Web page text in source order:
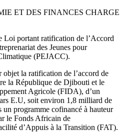
ET DES FINANCES CHARGE
portant ratification de l’Accord
des Jeunes pour
(PEJACC).
la ratification de l’accord de
la République de Djibouti et le
Agricole (FIDA), d’un
E.U, soit environ 1,8 milliard de
programme cofinancé à hauteur
le Fonds Africain de
d’Appuis à la Transition (FAT).